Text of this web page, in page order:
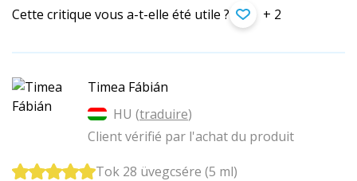
Cette critique vous a-t-elle été utile ? + 2
Timea Fábián
HU (traduire)
Client vérifié par l'achat du produit
Tok 28 üvegcsére (5 ml)